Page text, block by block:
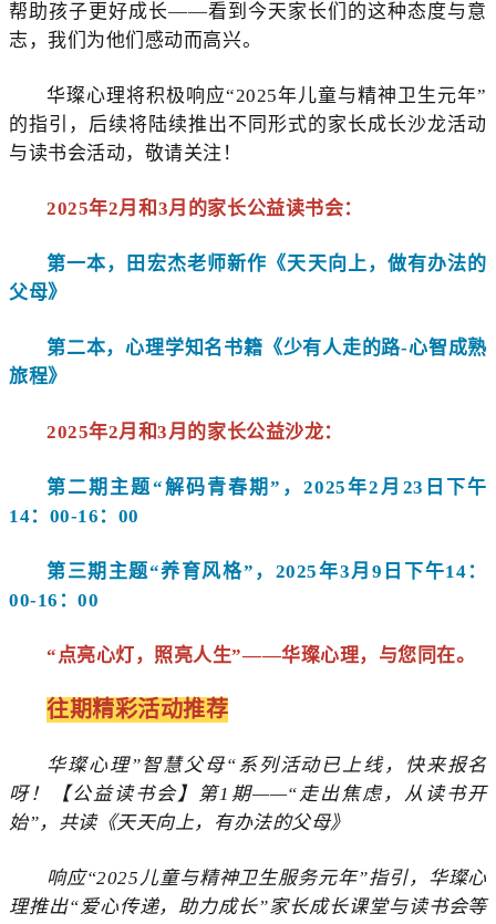
帮助孩子更好成长——看到今天家长们的这种态度与意
志，我们为他们感动而高兴。
华璨心理将积极响应“2025年儿童与精神卫生元年”
的指引，后续将陆续推出不同形式的家长成长沙龙活动
与读书会活动，敬请关注！
2025年2月和3月的家长公益读书会：
第一本，田宏杰老师新作《天天向上，做有办法的
父母》
第二本，心理学知名书籍《少有人走的路-心智成熟
旅程》
2025年2月和3月的家长公益沙龙：
第二期主题“解码青春期”，2025年2月23日下午
14：00-16：00
第三期主题“养育风格”， 2025年3月9日下午14：
00-16：00
“点亮心灯，照亮人生”——华璨心理，与您同在。
往期精彩活动推荐
华璨心理”智慧父母“系列活动已上线，快来报名
呀！【公益读书会】第1期——“走出焦虑，从读书开
始”，共读《天天向上，有办法的父母》
响应“2025儿童与精神卫生服务元年”指引，华璨心
理推出“爱心传递，助力成长”家长成长课堂与读书会等